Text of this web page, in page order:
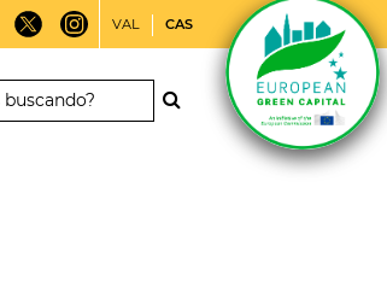
VAL CAS